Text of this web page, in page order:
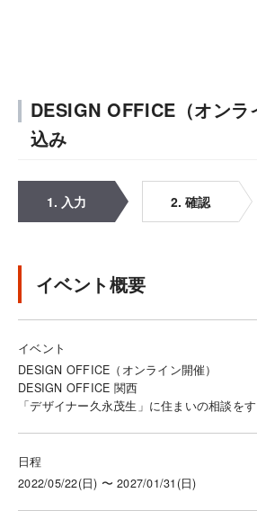
DESIGN OFFICE（オンラ
込み
1. 入力 2. 確認
イベント概要
イベント
DESIGN OFFICE（オンライン開催）
DESIGN OFFICE 関西
「デザイナー久永茂生」に住まいの相談を
日程
2022/05/22(日) 〜 2027/01/31(日)